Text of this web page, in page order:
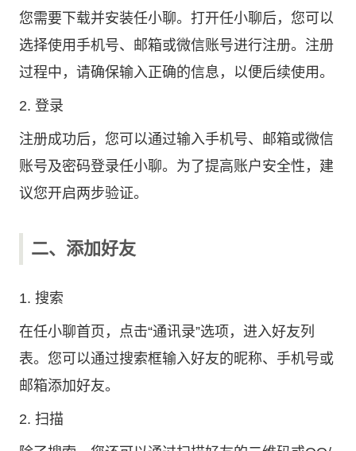
您需要下载并安装任小聊。打开任小聊后，您可以
选择使用手机号、邮箱或微信账号进行注册。注册
过程中，请确保输入正确的信息，以便后续使用。
2. 登录
注册成功后，您可以通过输入手机号、邮箱或微信
账号及密码登录任小聊。为了提高账户安全性，建
议您开启两步验证。
二、添加好友
1. 搜索
在任小聊首页，点击“通讯录”选项，进入好友列
表。您可以通过搜索框输入好友的昵称、手机号或
邮箱添加好友。
2. 扫描